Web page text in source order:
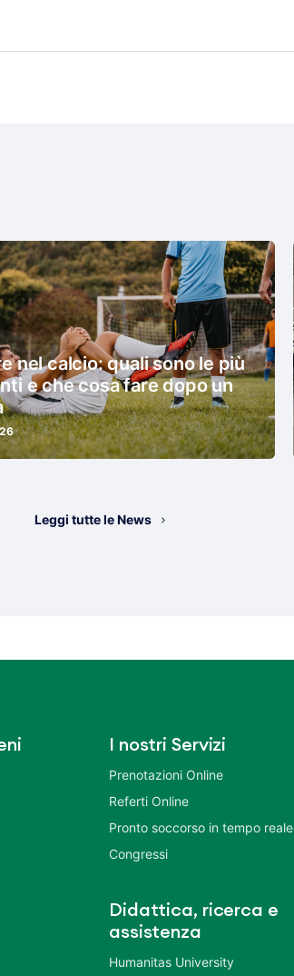
nel calcio: quali sono le più
e che cosa fare dopo un
Leggi tutte le News
I nostri Servizi
Prenotazioni Online
Referti Online
Pronto soccorso in tempo reale
Congressi
Didattica, ricerca e
assistenza
Humanitas University